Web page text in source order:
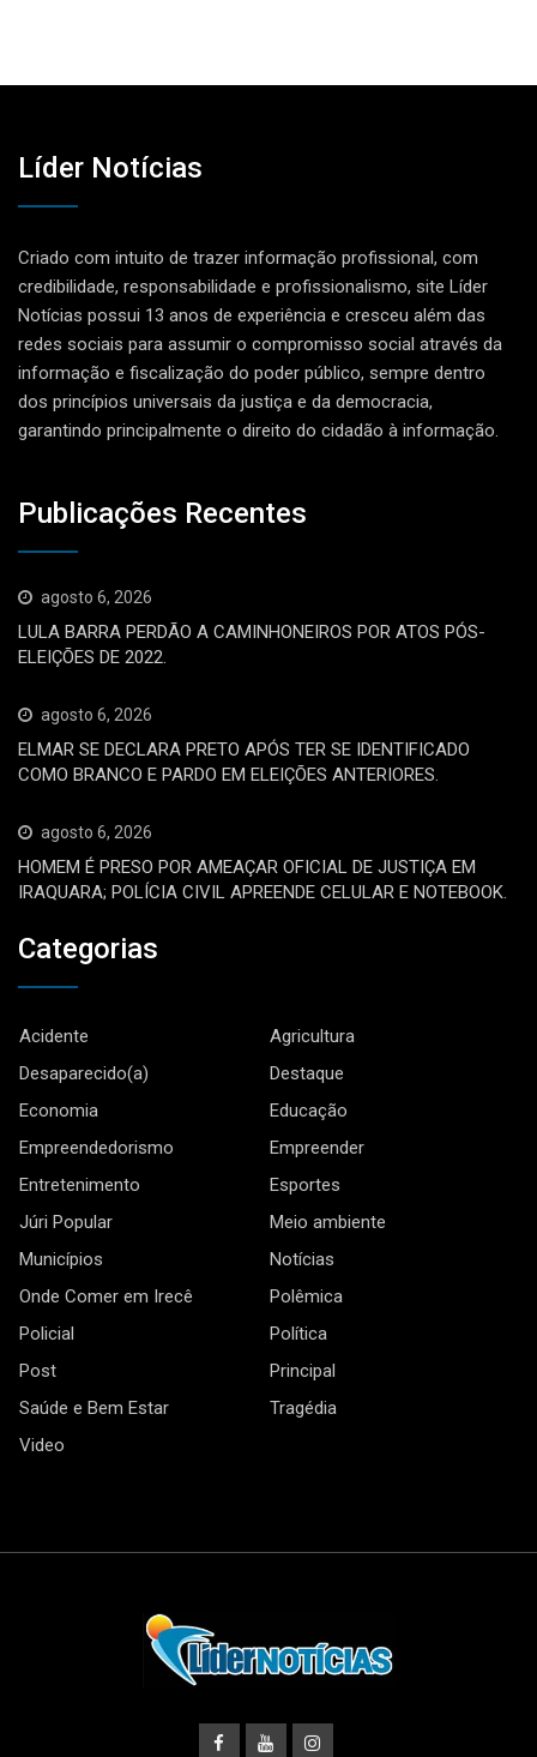
Líder Notícias
Criado com intuito de trazer informação profissional, com
credibilidade, responsabilidade e profissionalismo, site Líder
Notícias possui 13 anos de experiência e cresceu além das
redes sociais para assumir o compromisso social através da
informação e fiscalização do poder público, sempre dentro
dos princípios universais da justiça e da democracia,
garantindo principalmente o direito do cidadão à informação.
Publicações Recentes
agosto 6, 2026
LULA BARRA PERDÃO A CAMINHONEIROS POR ATOS PÓS-
ELEIÇÕES DE 2022.
agosto 6, 2026
ELMAR SE DECLARA PRETO APÓS TER SE IDENTIFICADO
COMO BRANCO E PARDO EM ELEIÇÕES ANTERIORES.
agosto 6, 2026
HOMEM É PRESO POR AMEAÇAR OFICIAL DE JUSTIÇA EM
IRAQUARA; POLÍCIA CIVIL APREENDE CELULAR E NOTEBOOK.
Categorias
Acidente
Agricultura
Desaparecido(a)
Destaque
Economia
Educação
Empreendedorismo
Empreender
Entretenimento
Esportes
Júri Popular
Meio ambiente
Municípios
Notícias
Onde Comer em Irecê
Polêmica
Policial
Política
Post
Principal
Saúde e Bem Estar
Tragédia
Video